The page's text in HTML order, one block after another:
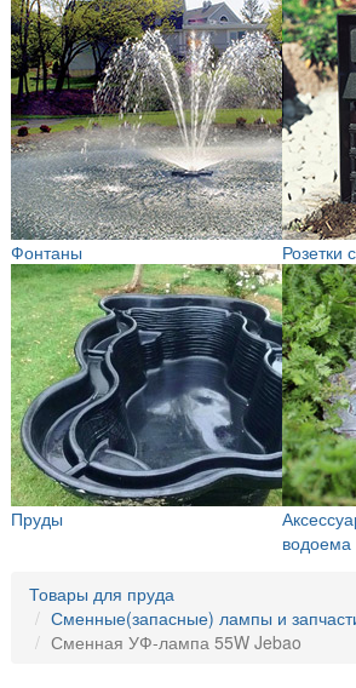
Фонтаны Розетки
Пруды
водоема
Товары для пруда
Сменные(запасные) лампы и
Сменная УФ-лампа 55W Jebao